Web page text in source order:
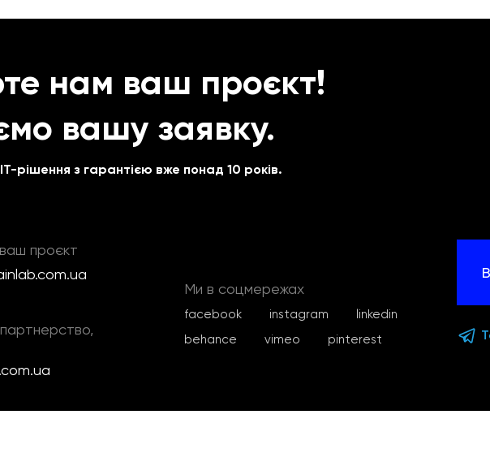
нам ваш проєкт!
вашу заявку.
рішення з гарантією вже понад 10 років.
проєкт
Ми в соцмережах
facebook instagram
linkedin
behance
vimeo pinterest